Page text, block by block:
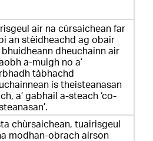
air na cùrsaichean far
an stèidheachd ag obair
bhuidheann dheuchainn air
a-muigh no a’
tàbhachd
is theisteanasan
a’ gabhail a-steach ‘co-
chùrsaichean, tuairisgeul
modhan-obrach airson